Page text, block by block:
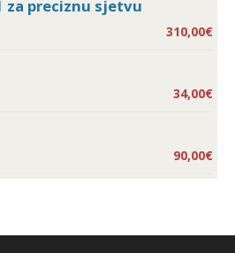
za preciznu sjetvu
310,00€
34,00€
90,00€